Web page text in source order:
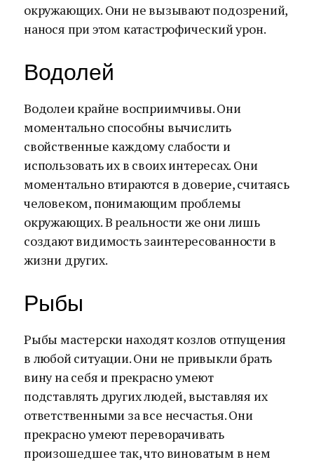
окружающих. Они не вызывают подозрений,
нанося при этом катастрофический урон.
Водолей
Водолеи крайне восприимчивы. Они
моментально способны вычислить
свойственные каждому слабости и
использовать их в своих интересах. Они
моментально втираются в доверие, считаясь
человеком, понимающим проблемы
окружающих. В реальности же они лишь
создают видимость заинтересованности в
жизни других.
Рыбы
Рыбы мастерски находят козлов отпущения
в любой ситуации. Они не привыкли брать
вину на себя и прекрасно умеют
подставлять других людей, выставляя их
ответственными за все несчастья. Они
прекрасно умеют переворачивать
произошедшее так, что виноватым в нем